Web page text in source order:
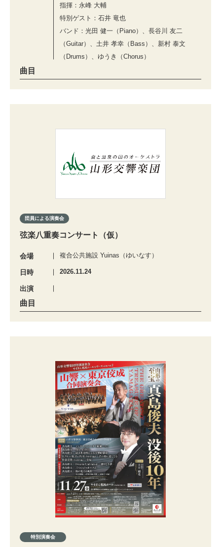
指揮：永峰 大輔
特別ゲスト：石井 竜也
バンド：光田 健一（Piano）、長谷川 友二
（Guitar）、土井 孝幸（Bass）、新村 泰文
（Drums）、ゆうき（Chorus）
曲目
団員による演奏会
弦楽八重奏コンサート（仮）
会場 複合公共施設 Yuinas（ゆいなす）
日時 2026.11.24
出演
曲目
特別演奏会